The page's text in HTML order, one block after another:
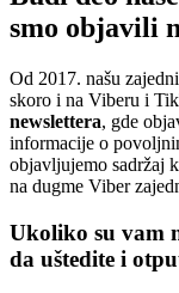
smo objavili
Od 2017. našu
skoro i na Viberu i
newslettera, gde
informacije o
objavljujemo sadržaj
na dugme Viber
Ukoliko su vam
da uštedite i